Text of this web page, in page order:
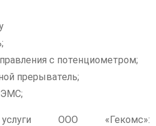
с потенциометром;
прерыватель;
ЭМС;
услуги ООО «Гекомс»: